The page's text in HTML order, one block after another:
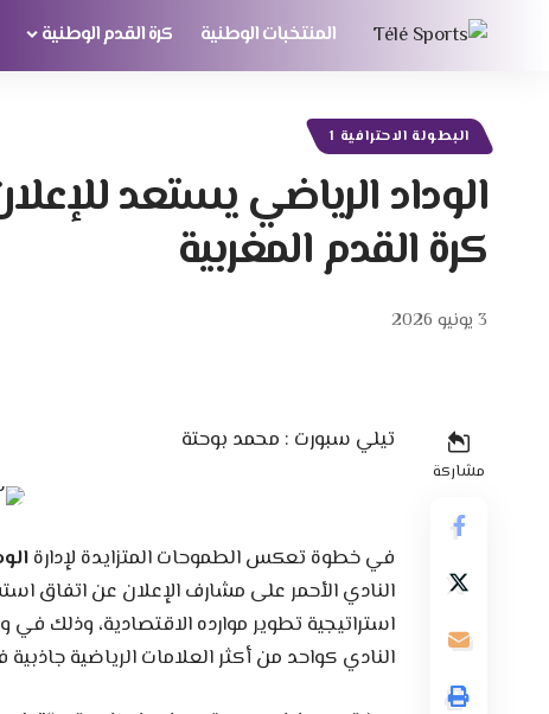
المنتخبات الوطنية كرة القدم الوطنية
البطولة الاحترافية 1
الوداد الرياضي يستعد
كرة القدم المغربية
3 يونيو 2026
مشاركة
تيلي سبورت : محمد بوحتة
في خطوة تعكس الطموحات المتزايدة لإدارة
النادي الأحمر على مشارف الإعلان عن
استراتيجية تطوير موارده الاقتصادية، وذلك
النادي كواحد من أكثر العلامات الرياضية جاذبية